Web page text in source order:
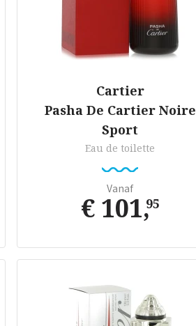
Cartier
Pasha De Cartier Noire
Sport
Eau de toilette
Vanaf
€ 101,95